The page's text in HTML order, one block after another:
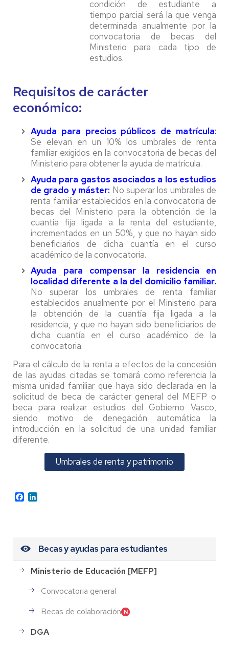
condición de estudiante a
tiempo parcial será la que venga
determinada anualmente por la
convocatoria de becas del
Ministerio para cada tipo de
estudios.
Requisitos de carácter
económico:
Ayuda para precios públicos de matrícula:
Se elevan en un 10% los umbrales de renta
familiar exigidos en la convocatoria de becas del
Ministerio para obtener la ayuda de matrícula.
Ayuda para gastos asociados a los estudios
de grado y máster: No superar los umbrales de
renta familiar establecidos en la convocatoria de
becas del Ministerio para la obtención de la
cuantía fija ligada a la renta del estudiante,
incrementados en un 50%, y que no hayan sido
beneficiarios de dicha cuantía en el curso
académico de la convocatoria.
Ayuda para compensar la residencia en
localidad diferente a la del domicilio familiar.
No superar los umbrales de renta familiar
establecidos anualmente por el Ministerio para
la obtención de la cuantía fija ligada a la
residencia, y que no hayan sido beneficiarios de
dicha cuantía en el curso académico de la
convocatoria.
Para el cálculo de la renta a efectos de la concesión
de las ayudas citadas se tomará como referencia la
misma unidad familiar que haya sido declarada en la
solicitud de beca de carácter general del MEFP o
beca para realizar estudios del Gobierno Vasco,
siendo motivo de denegación automática la
introducción en la solicitud de una unidad familiar
diferente.
Umbrales de renta y patrimonio
Facebook
Becas y ayudas para estudiantes
Ministerio de Educación [MEFP]
Convocatoria general
Becas de colaboración
DGA